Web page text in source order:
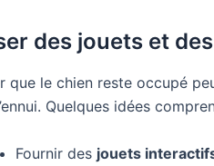
des jouets et
que le chien reste occupé
Quelques idées
Fournir des jouets